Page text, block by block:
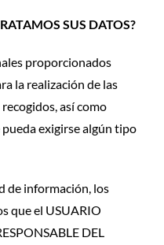
SUS DATOS?
proporcionados
la realización de las
así como
exigirse algún tipo
de información, los
que el USUARIO
DEL